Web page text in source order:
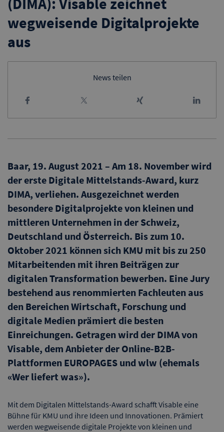
wegweisende Digitalprojekte
aus
News teilen
Baar, 19. August 2021 – Am 18. November wird
der erste Digitale Mittelstands-Award, kurz
DIMA, verliehen. Ausgezeichnet werden
besondere Digitalprojekte von kleinen und
mittleren Unternehmen in der Schweiz,
Deutschland und Österreich. Bis zum 10.
Oktober 2021 können sich KMU mit bis zu 250
Mitarbeitenden mit ihren Beiträgen zur
digitalen Transformation bewerben. Eine Jury
bestehend aus renommierten Fachleuten aus
den Bereichen Wirtschaft, Forschung und
digitale Medien prämiert die besten
Einreichungen. Getragen wird der DIMA von
Visable, dem Anbieter der Online-B2B-
Plattformen EUROPAGES und wlw (ehemals
«Wer liefert was»).
Mit dem Digitalen Mittelstands-Award schafft Visable eine
Bühne für KMU und ihre Ideen und Innovationen. Prämiert
werden wegweisende digitale Projekte von kleinen und